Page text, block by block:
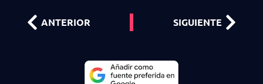
ANTERIOR SIGUIENTE